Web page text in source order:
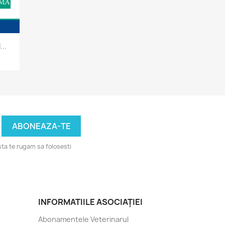
te rugam sa folosesti
INFORMATIILE ASOCIAȚIEI
Abonamentele Veterinarul